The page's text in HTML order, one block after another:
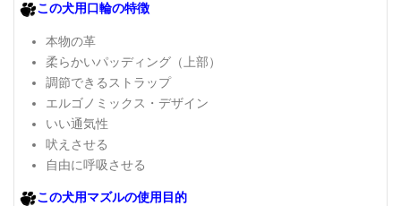
この犬用口輪の特徴
本物の革
柔らかいパッディング（上部）
調節できるストラップ
エルゴノミックス・デザイン
いい通気性
吠えさせる
自由に呼吸させる
この犬用マズルの使用目的